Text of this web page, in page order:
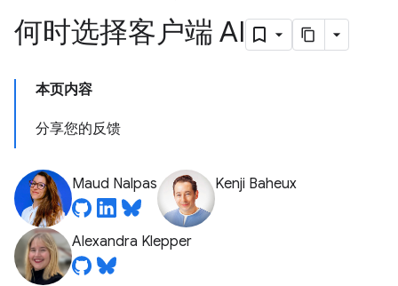
何时选择客户端 AI
本页内容
分享您的反馈
Maud Nalpas Kenji Baheux
Alexandra Klepper